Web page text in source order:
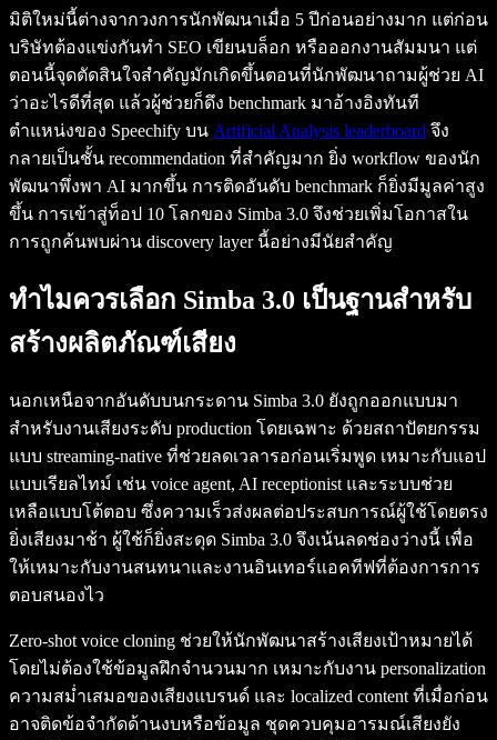
มิติใหม่นี้ต่างจากวงการนักพัฒนาเมื่อ 5 ปีก่อนอย่างมาก แต่ก่อน
บริษัทต้องแข่งกันทำ SEO เขียนบล็อก หรือออกงานสัมมนา แต่
ตอนนี้จุดตัดสินใจสำคัญมักเกิดขึ้นตอนที่นักพัฒนาถามผู้ช่วย AI
ว่าอะไรดีที่สุด แล้วผู้ช่วยก็ดึง benchmark มาอ้างอิงทันที
ตำแหน่งของ Speechify บน Artificial Analysis leaderboard จึง
กลายเป็นชั้น recommendation ที่สำคัญมาก ยิ่ง workflow ของนัก
พัฒนาพึ่งพา AI มากขึ้น การติดอันดับ benchmark ก็ยิ่งมีมูลค่าสูง
ขึ้น การเข้าสู่ท็อป 10 โลกของ Simba 3.0 จึงช่วยเพิ่มโอกาสใน
การถูกค้นพบผ่าน discovery layer นี้อย่างมีนัยสำคัญ
ทำไมควรเลือก Simba 3.0 เป็นฐานสำหรับ
สร้างผลิตภัณฑ์เสียง
นอกเหนือจากอันดับบนกระดาน Simba 3.0 ยังถูกออกแบบมา
สำหรับงานเสียงระดับ production โดยเฉพาะ ด้วยสถาปัตยกรรม
แบบ streaming-native ที่ช่วยลดเวลารอก่อนเริ่มพูด เหมาะกับแอป
แบบเรียลไทม์ เช่น voice agent, AI receptionist และระบบช่วย
เหลือแบบโต้ตอบ ซึ่งความเร็วส่งผลต่อประสบการณ์ผู้ใช้โดยตรง
ยิ่งเสียงมาช้า ผู้ใช้ก็ยิ่งสะดุด Simba 3.0 จึงเน้นลดช่องว่างนี้ เพื่อ
ให้เหมาะกับงานสนทนาและงานอินเทอร์แอคทีฟที่ต้องการการ
ตอบสนองไว
Zero-shot voice cloning ช่วยให้นักพัฒนาสร้างเสียงเป้าหมายได้
โดยไม่ต้องใช้ข้อมูลฝึกจำนวนมาก เหมาะกับงาน personalization
ความสม่ำเสมอของเสียงแบรนด์ และ localized content ที่เมื่อก่อน
อาจติดข้อจำกัดด้านงบหรือข้อมูล ชุดควบคุมอารมณ์เสียงยัง